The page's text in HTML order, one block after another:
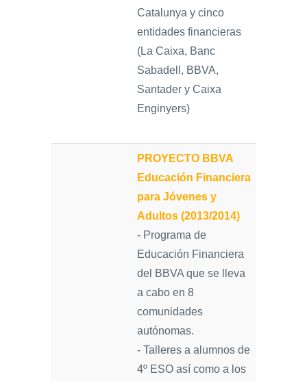
Catalunya y cinco
entidades financieras
(La Caixa, Banc
Sabadell, BBVA,
Santader y Caixa
Enginyers)
PROYECTO BBVA
Educación Financiera
para Jóvenes y
Adultos (2013/2014)
- Programa de
Educación Financiera
del BBVA que se lleva
a cabo en 8
comunidades
autónomas.
- Talleres a alumnos de
4º ESO así como a los